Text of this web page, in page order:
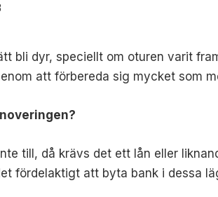
bli dyr, speciellt om oturen varit
att förbereda sig mycket som
till, då krävs det ett lån eller
fördelaktigt att byta bank i dessa